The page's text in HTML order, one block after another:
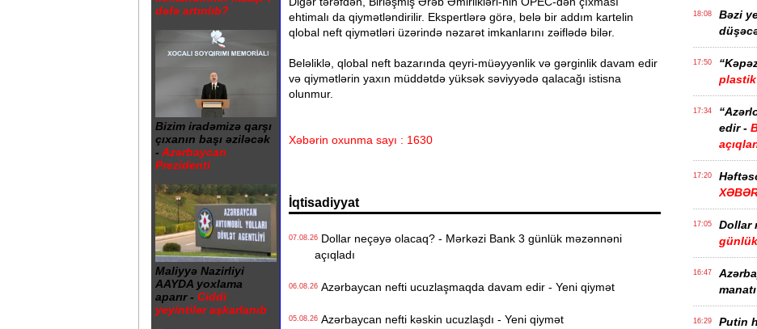
dəfə artırılıb?
Bizim iradəmizə qarşı
çıxanın başı əziləcək
- Azərbaycan
Prezidenti
Maliyyə Nazirliyi
AAYDA yoxlama
aparır - Ciddi
yeyintilər aşkarlanıb
ehtimalı da qiymətləndirilir. Ekspertlərə görə, belə bir addım kartelin
qlobal neft qiymətləri üzərində nəzarət imkanlarını zəiflədə bilər.
Beləliklə, qlobal neft bazarında qeyri-müəyyənlik və gərginlik davam edir
və qiymətlərin yaxın müddətdə yüksək səviyyədə qalacağı istisna
olunmur.
Xəbərin oxunma sayı : 1630
İqtisadiyyat
07.08.26Dollar neçəyə olacaq? - Mərkəzi Bank 3 günlük məzənnəni
açıqladı
06.08.26Azərbaycan nefti ucuzlaşmaqda davam edir - Yeni qiymət
05.08.26Azərbaycan nefti kəskin ucuzlaşdı - Yeni qiymət
18:08
Bəzi
17:50
17:34
edir -
17:20
17:05 Dollar
günlük
16:47
16:29
Putin